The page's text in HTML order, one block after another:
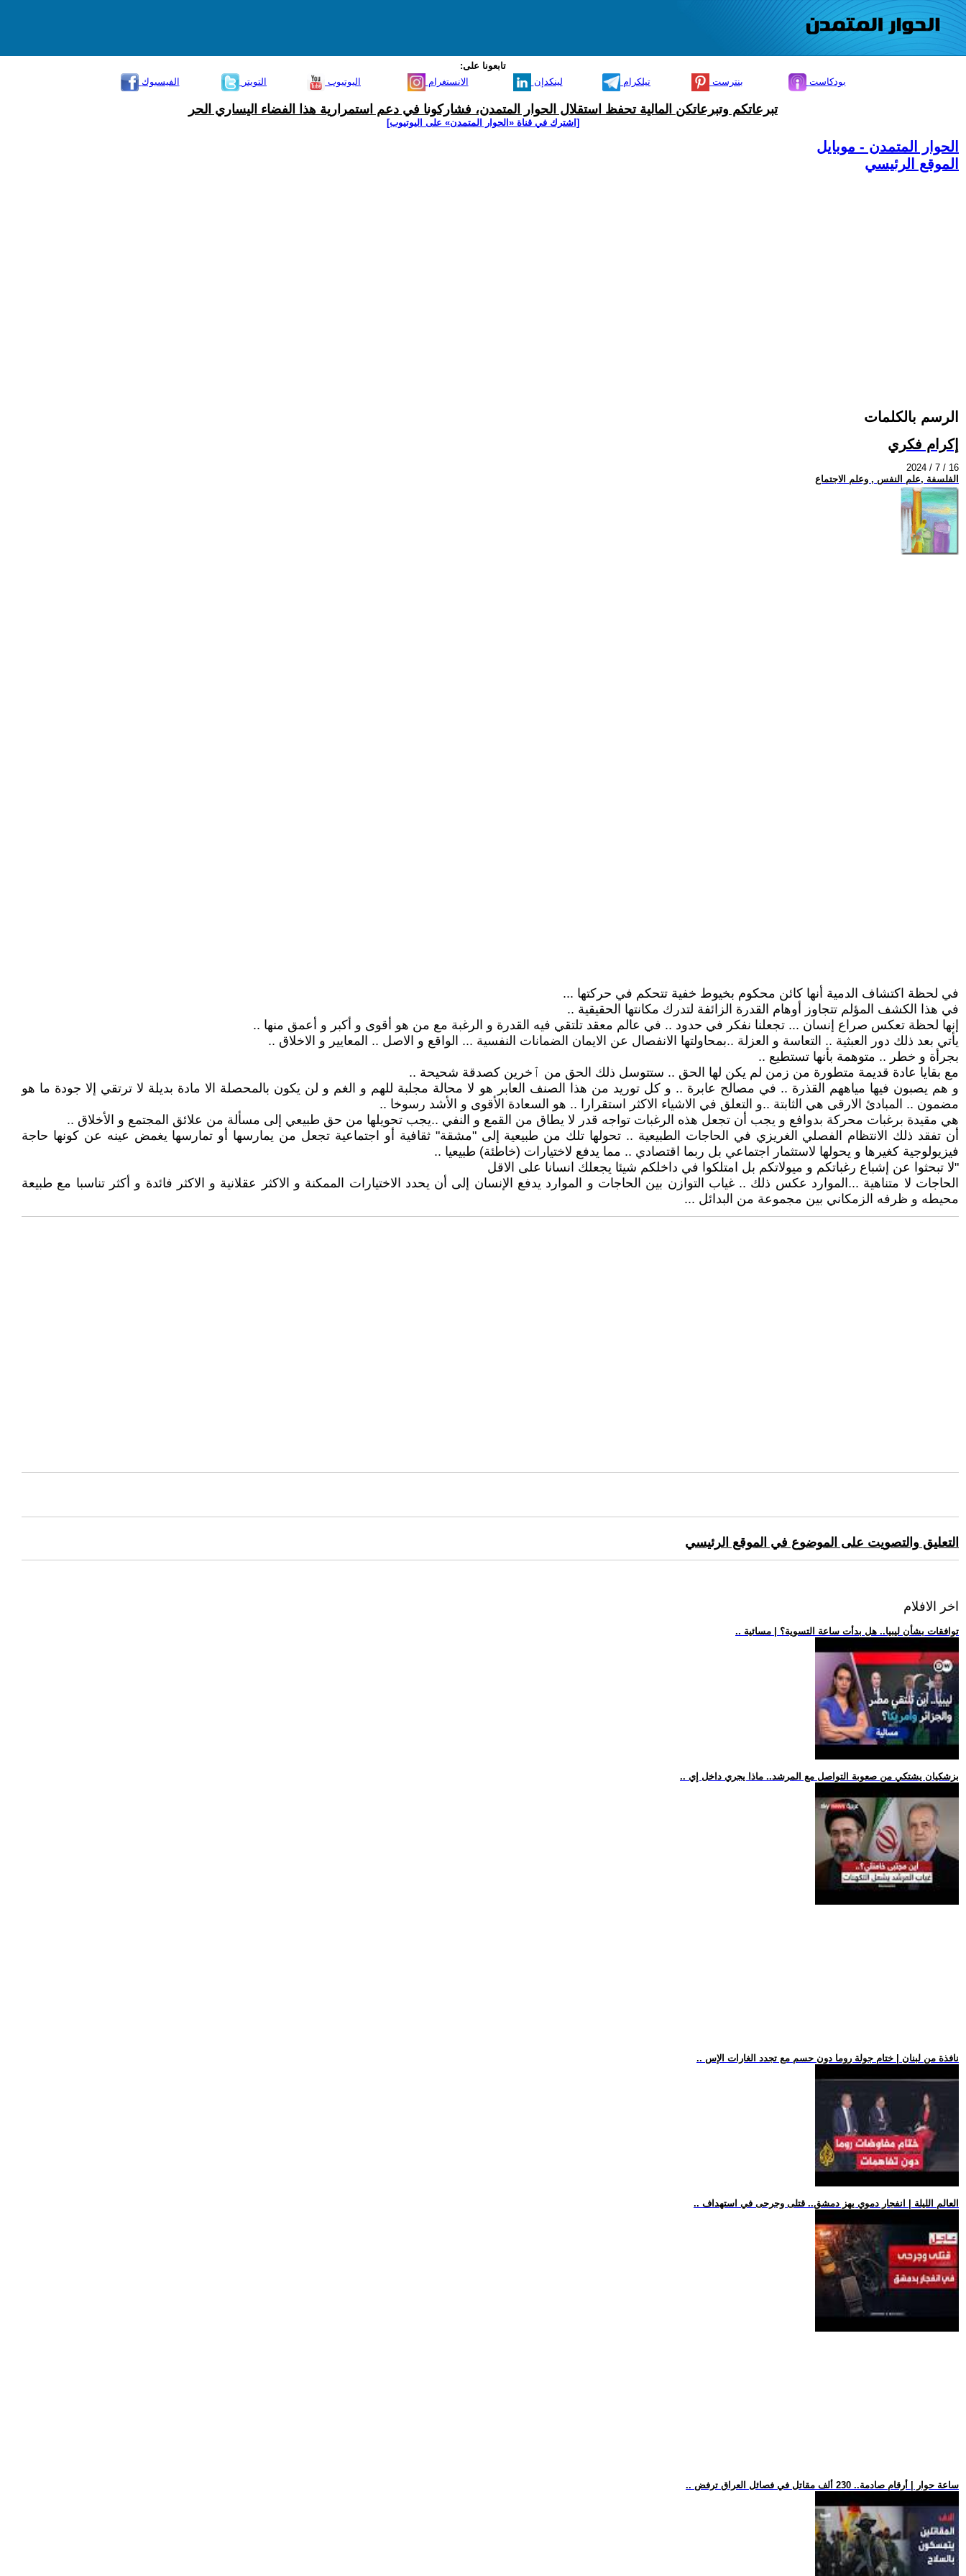
تابعونا على:
الفيسبوك
التويتر اليوتيوب الانستغرام لينكدإن تيلكرام بنترست بودكاست
تبرعاتكم وتبرعاتكن المالية تحفظ استقلال الحوار المتمدن، فشاركونا في دعم استمرارية هذا الفضاء اليساري الحر
[اشترك في قناة ‫«الحوار المتمدن» على اليوتيوب]
الحوار المتمدن - موبايل
الموقع الرئيسي
الرسم بالكلمات
إكرام فكري
2024 / 7 / 16
الفلسفة ,علم النفس , وعلم الاجتماع
في لحظة اكتشاف الدمية أنها كائن محكوم بخيوط خفية تتحكم في حركتها ...
في هذا الكشف المؤلم تتجاوز أوهام القدرة الزائفة لتدرك مكانتها الحقيقية ..
إنها لحظة تعكس صراع إنسان ... تجعلنا نفكر في حدود .. في عالم معقد تلتقي فيه القدرة و الرغبة مع من هو أقوى و أكبر و أعمق منها ..
يأتي بعد ذلك دور العبثية .. التعاسة و العزلة ..بمحاولتها الانفصال عن الايمان الضمانات النفسية ... الواقع و الاصل .. المعايير و الاخلاق ..
بجرأة و خطر .. متوهمة بأنها تستطيع ..
مع بقايا عادة قديمة متطورة من زمن لم يكن لها الحق .. ستتوسل ذلك الحق من ٱخرين كصدقة شحيحة ..
و هم يصبون فيها مياههم القذرة .. في مصالح عابرة .. و كل توريد من هذا الصنف العابر هو لا محالة مجلبة للهم و الغم و لن يكون بالمحصلة الا مادة بديلة لا ترتقي إلا جودة ما هو
مضمون .. المبادئ الارقى هي الثابتة ..و التعلق في الاشياء الاكثر استقرارا .. هو السعادة الأقوى و الأشد رسوخا ..
هي مقيدة برغبات محركة بدوافع و يجب أن تجعل هذه الرغبات تواجه قدر لا يطاق من القمع و النفي ..يجب تحويلها من حق طبيعي إلى مسألة من علائق المجتمع و الأخلاق ..
أن تفقد ذلك الانتظام الفصلي الغريزي في الحاجات الطبيعية .. تحولها تلك من طبيعية إلى "مشقة" ثقافية أو اجتماعية تجعل من يمارسها أو تمارسها يغمض عينه عن كونها حاجة
فيزيولوجية كغيرها و يحولها لاستثمار اجتماعي بل ربما اقتصادي .. مما يدفع لاختيارات (خاطئة) طبيعيا ..
"لا تبحثوا عن إشباع رغباتكم و ميولاتكم بل امتلكوا في داخلكم شيئا يجعلك انسانا على الاقل
الحاجات لا متناهية ...الموارد عكس ذلك .. غياب التوازن بين الحاجات و الموارد يدفع الإنسان إلى أن يحدد الاختيارات الممكنة و الاكثر عقلانية و الاكثر فائدة و أكثر تناسبا مع طبيعة
محيطه و ظرفه الزمكاني بين مجموعة من البدائل ...
التعليق والتصويت على الموضوع في الموقع الرئيسي
اخر الافلام
.. توافقات بشأن ليبيا.. هل بدأت ساعة التسوية؟ | مسائية
.. بزشكيان يشتكي من صعوبة التواصل مع المرشد.. ماذا يجري داخل إي
.. نافذة من لبنان | ختام جولة روما دون حسم مع تجدد الغارات الإس
.. العالم الليلة | انفجار دموي يهز دمشق.. قتلى وجرحى في استهداف
.. ساعة حوار | أرقام صادمة.. 230 ألف مقاتل في فصائل العراق ترفض